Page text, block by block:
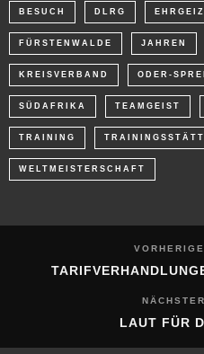
BESUCH DLRG EHRGEIZ
FÜRSTENWALDE JAHREN
KREISVERBAND ODER-
SÜDAFRIKA TEAMGEIST
TRAINING
WELTMEISTERSCHAFT
LAUT FÜR